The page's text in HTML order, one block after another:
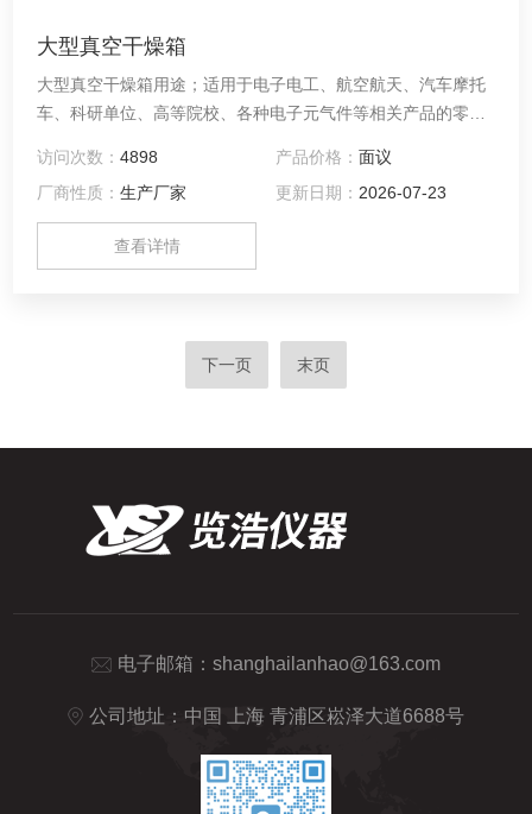
大型真空干燥箱
大型真空干燥箱用途；适用于电子电工、航空航天、汽车摩托
车、科研单位、高等院校、各种电子元气件等相关产品的零部
验，检测其各性能指标。
访问次数：4898 产品价格： 面议
厂商性质：生产厂家 更新日期： 2026-07-23
查看详情
下一页 末页
电子邮箱： shanghailanhao@163.com
公司地址：中国 上海 青浦区崧泽大道6688号